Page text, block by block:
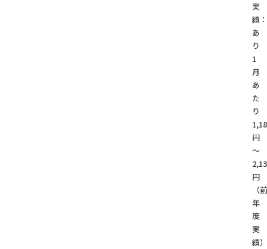
実
績：
あ
り
1
月
あ
た
り
円
～
円
（前
年
度
実
績）